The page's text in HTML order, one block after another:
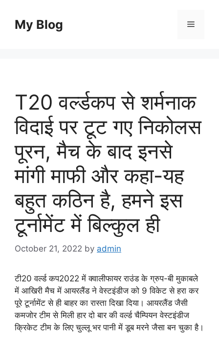
contentMy Blog Menu
T20 वर्ल्डकप से शर्मनाक
विदाई पर टूट गए निकोलस
पूरन, मैच के बाद इनसे
मांगी माफी और कहा-यह
बहुत कठिन है, हमने इस
टूर्नामेंट में बिल्कुल ही
October 21, 2022 by admin
टी20 वर्ल्ड कप2022 में क्वालीफायर राउंड के ग्रुप-बी मुकाबले
में आखिरी मैच में आयरलैंड ने वेस्टइंडीज को 9 विकेट से हरा कर
पूरे टूर्नामेंट से ही बाहर का रास्ता दिखा दिया। आयरलैंड जैसी
कमजोर टीम से मिली हार दो बार की वर्ल्ड चैम्पियन वेस्टइंडीज
क्रिकेट टीम के लिए चुल्लू भर पानी में डूब मरने जैसा बन चुका है।